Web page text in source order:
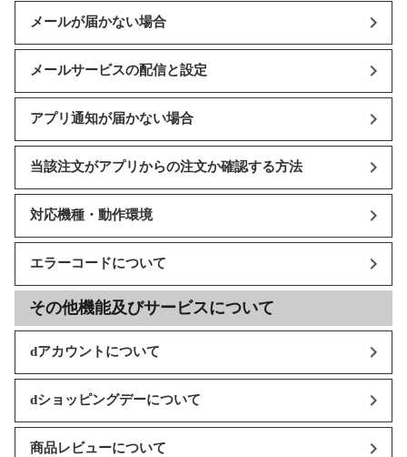
メールが届かない場合
メールサービスの配信と設定
アプリ通知が届かない場合
当該注文がアプリからの注文か確認する方法
対応機種・動作環境
エラーコードについて
その他機能及びサービスについて
dアカウントについて
dショッピングデーについて
商品レビューについて